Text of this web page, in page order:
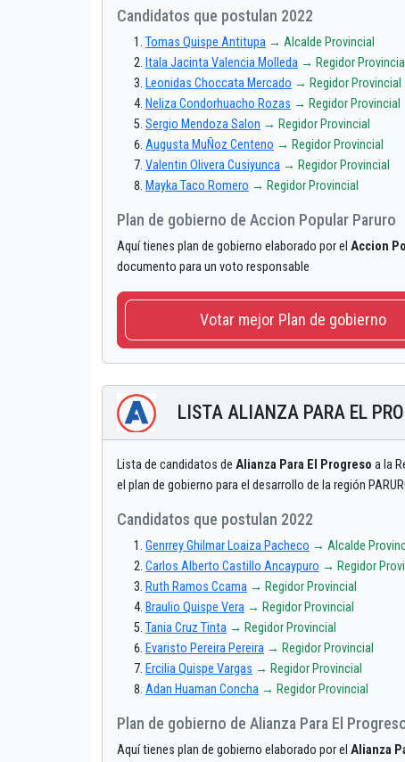
Candidatos que postulan 2022
Tomas Quispe Antitupa → Alcalde Provincial
Itala Jacinta Valencia Molleda → Regidor Provincial
Leonidas Choccata Mercado → Regidor Provincial
Neliza Condorhuacho Rozas → Regidor Provincial
Sergio Mendoza Salon → Regidor Provincial
Augusta MuÑoz Centeno → Regidor Provincial
Valentin Olivera Cusiyunca → Regidor Provincial
Mayka Taco Romero → Regidor Provincial
Plan de gobierno de Accion Popular Paruro
Aquí tienes plan de gobierno elaborado por el Accion
documento para un voto responsable
Votar mejor Plan de gobierno
LISTA ALIANZA PARA EL
Lista de candidatos de Alianza Para El Progreso a la
el plan de gobierno para el desarrollo de la región
Candidatos que postulan 2022
Genrrey Ghilmar Loaiza Pacheco → Alcalde
Carlos Alberto Castillo Ancaypuro → Regidor
Ruth Ramos Ccama → Regidor Provincial
Braulio Quispe Vera → Regidor Provincial
Tania Cruz Tinta → Regidor Provincial
Evaristo Pereira Pereira → Regidor Provincial
Ercilia Quispe Vargas → Regidor Provincial
Adan Huaman Concha → Regidor Provincial
Plan de gobierno de Alianza Para El
Aquí tienes plan de gobierno elaborado por el Alianza